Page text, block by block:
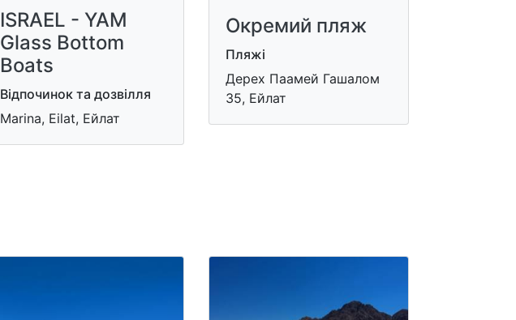
ISRAEL - YAM
Glass Bottom
Boats
Відпочинок та дозвілля
Marina, Eilat, Ейлат
Окремий пляж
Пляжі
Дерех Паамей Гашалом
35, Ейлат